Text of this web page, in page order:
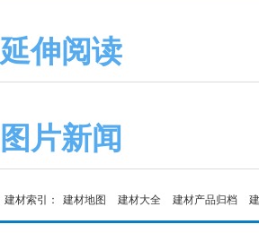
延伸阅读
图片新闻
建材索引： 建材地图 建材大全 建材产品归档